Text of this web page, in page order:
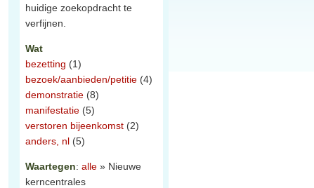
huidige zoekopdracht te
verfijnen.
Wat
bezetting (1)
bezoek/aanbieden/petitie (4)
demonstratie (8)
manifestatie (5)
verstoren bijeenkomst (2)
anders, nl (5)
Waartegen: alle » Nieuwe
kerncentrales